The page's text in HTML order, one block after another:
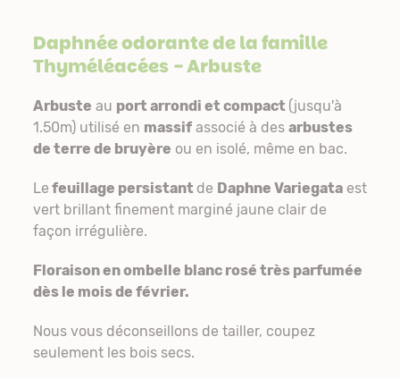
Daphnée odorante de la famille
Thyméléacées- Arbuste
Arbuste au port arrondi et compact (jusqu'à
1.50m) utilisé en massifassocié à des arbustes
de terre de bruyère ou en isolé, même en bac.
Le feuillage persistant de Daphne Variegataest
vert brillant finement marginé jaune clair de
façon irrégulière.
Floraison en ombelle blanc rosé très parfumée
dès le mois de février.
Nous vous déconseillons de tailler, coupez
seulement les bois secs.